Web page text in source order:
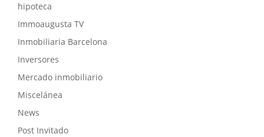
hipoteca
Immoaugusta TV
Inmobiliaria Barcelona
Inversores
Mercado inmobiliario
Miscelánea
News
Post Invitado